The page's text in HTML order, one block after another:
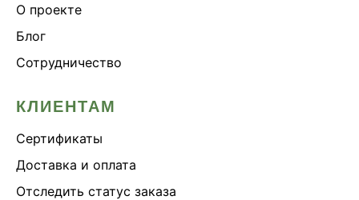
О проекте
Блог
Сотрудничество
КЛИЕНТАМ
Сертификаты
Доставка и оплата
Отследить статус заказа